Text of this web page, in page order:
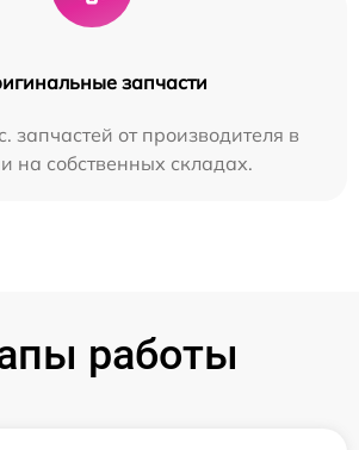
запчасти
запчастей от производителя в
на собственных складах.
работы